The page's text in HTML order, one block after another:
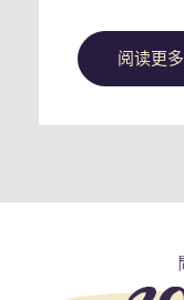
阅读更多